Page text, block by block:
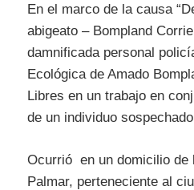
En el marco de la causa
abigeato – Bompland
damnificada personal
Ecológica de Amado
Libres en un trabajo en
de un individuo
Ocurrió en un domicilio de
Palmar, perteneciente al